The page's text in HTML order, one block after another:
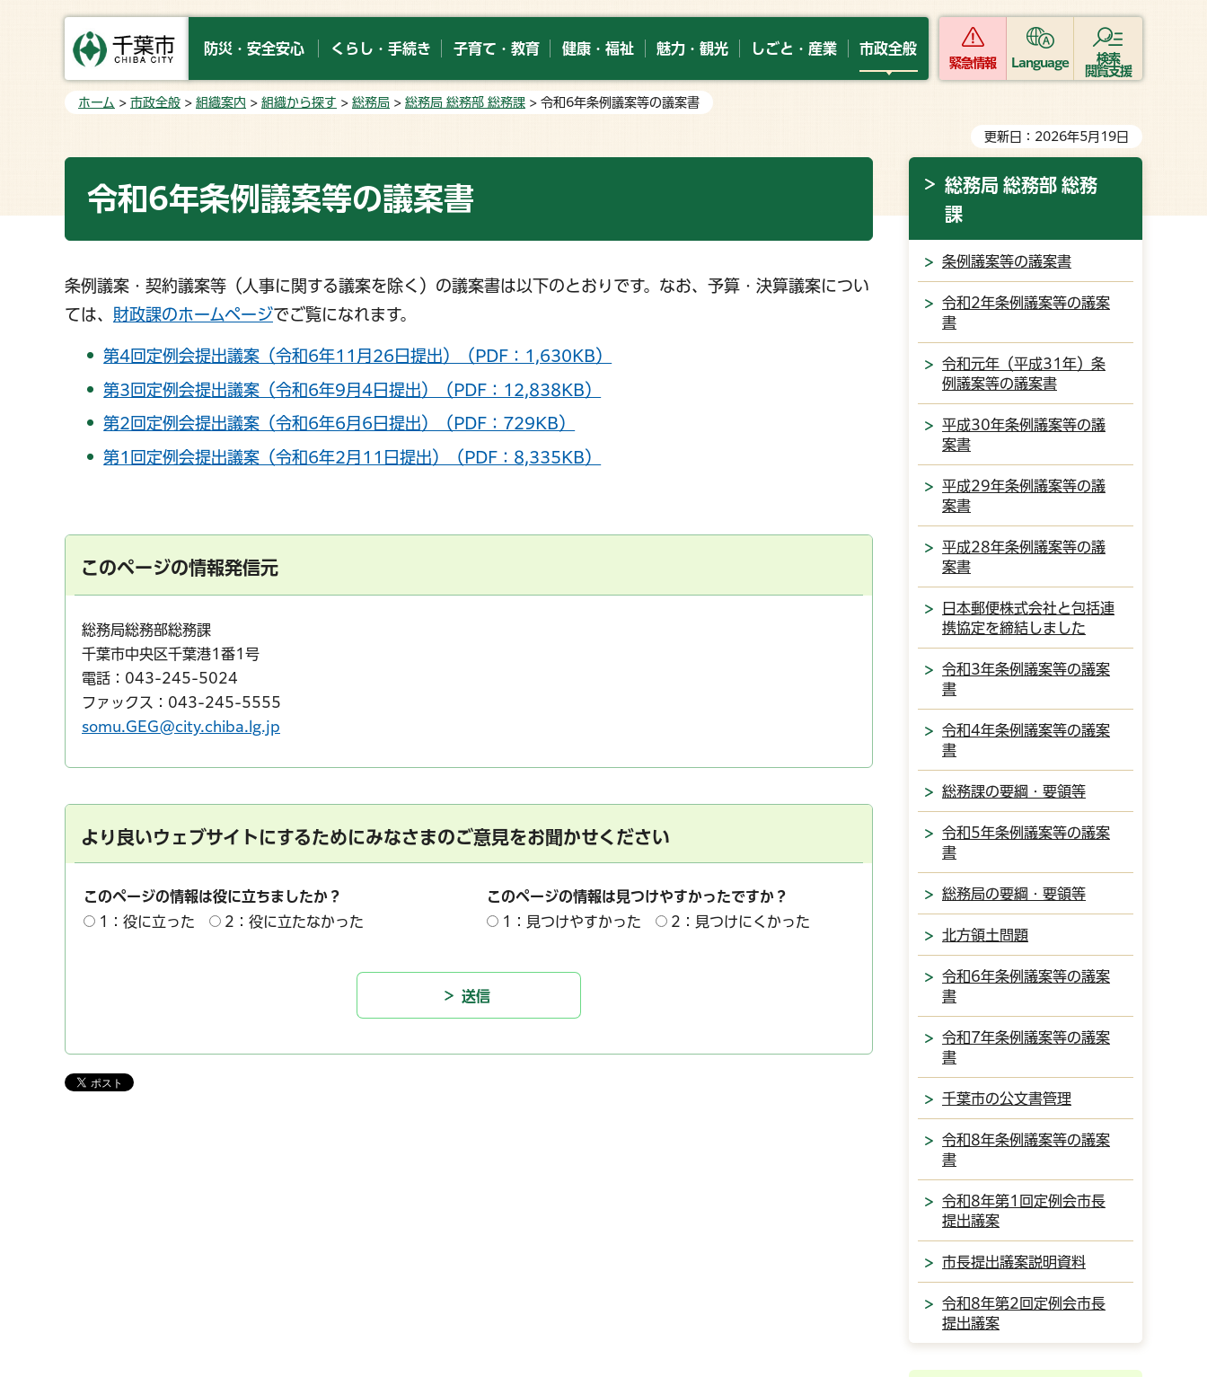
防災・安全安心 くらし・手続き 子育て・教育 健康・福祉 魅力・観光 しごと・産業 市政全般
緊急情報 Language
検索
閲覧支援
ホーム > 市政全般 > 組織案内 > 組織から探す > 総務局 > 総務局 総務部 総務課 > 令和6年条例議案等の議案書
更新日：2026年5月19日
令和6年条例議案等の議案書
条例議案・契約議案等（人事に関する議案を除く）の議案書は以下のとおりです。なお、予算・決算議案につい
ては、 財政課のホームページでご覧になれます。
第4回定例会提出議案（令和6年11月26日提出）（PDF：1,630KB）
第3回定例会提出議案（令和6年9月4日提出）（PDF：12,838KB）
第2回定例会提出議案（令和6年6月6日提出）（PDF：729KB）
第1回定例会提出議案（令和6年2月11日提出）（PDF：8,335KB）
このページの情報発信元
総務局総務部総務課
千葉市中央区千葉港1番1号
電話：043-245-5024
ファックス：043-245-5555
somu.GEG@city.chiba.lg.jp
より良いウェブサイトにするためにみなさまのご意見をお聞かせください
このページの情報は役に立ちましたか？
1：役に立った
2：役に立たなかった
このページの情報は見つけやすかったですか？
1：見つけやすかった
2：見つけにくかった
総務局 総務部 総務
課
条例議案等の議案書
令和2年条例議案等の議案
書
令和元年（平成31年）条
例議案等の議案書
平成30年条例議案等の議
案書
平成29年条例議案等の議
案書
平成28年条例議案等の議
案書
日本郵便株式会社と包括連
携協定を締結しました
令和3年条例議案等の議案
書
令和4年条例議案等の議案
書
総務課の要綱・要領等
令和5年条例議案等の議案
書
総務局の要綱・要領等
北方領土問題
令和6年条例議案等の議案
書
令和7年条例議案等の議案
書
千葉市の公文書管理
令和8年条例議案等の議案
書
令和8年第1回定例会市長
提出議案
市長提出議案説明資料
令和8年第2回定例会市長
提出議案